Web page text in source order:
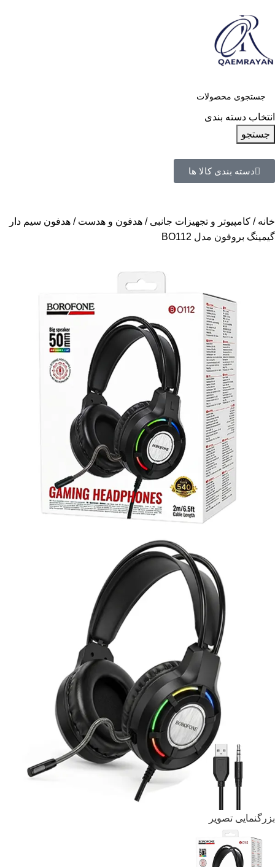
انتخاب دسته بندی
جستجو
دسته بندی کالا ها
خانه کامپیوتر و تجهیزات جانبی هدفون و هدست هدفون سیم دار
گیمینگ بروفون مدل BO112
بزرگنمایی تصویر